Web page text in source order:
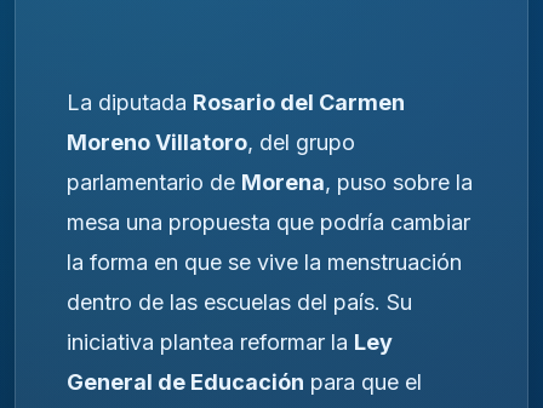
La diputada Rosario del Carmen
Moreno Villatoro, del grupo
parlamentario de Morena, puso sobre la
mesa una propuesta que podría cambiar
la forma en que se vive la menstruación
dentro de las escuelas del país. Su
iniciativa plantea reformar la Ley
General de Educación para que el